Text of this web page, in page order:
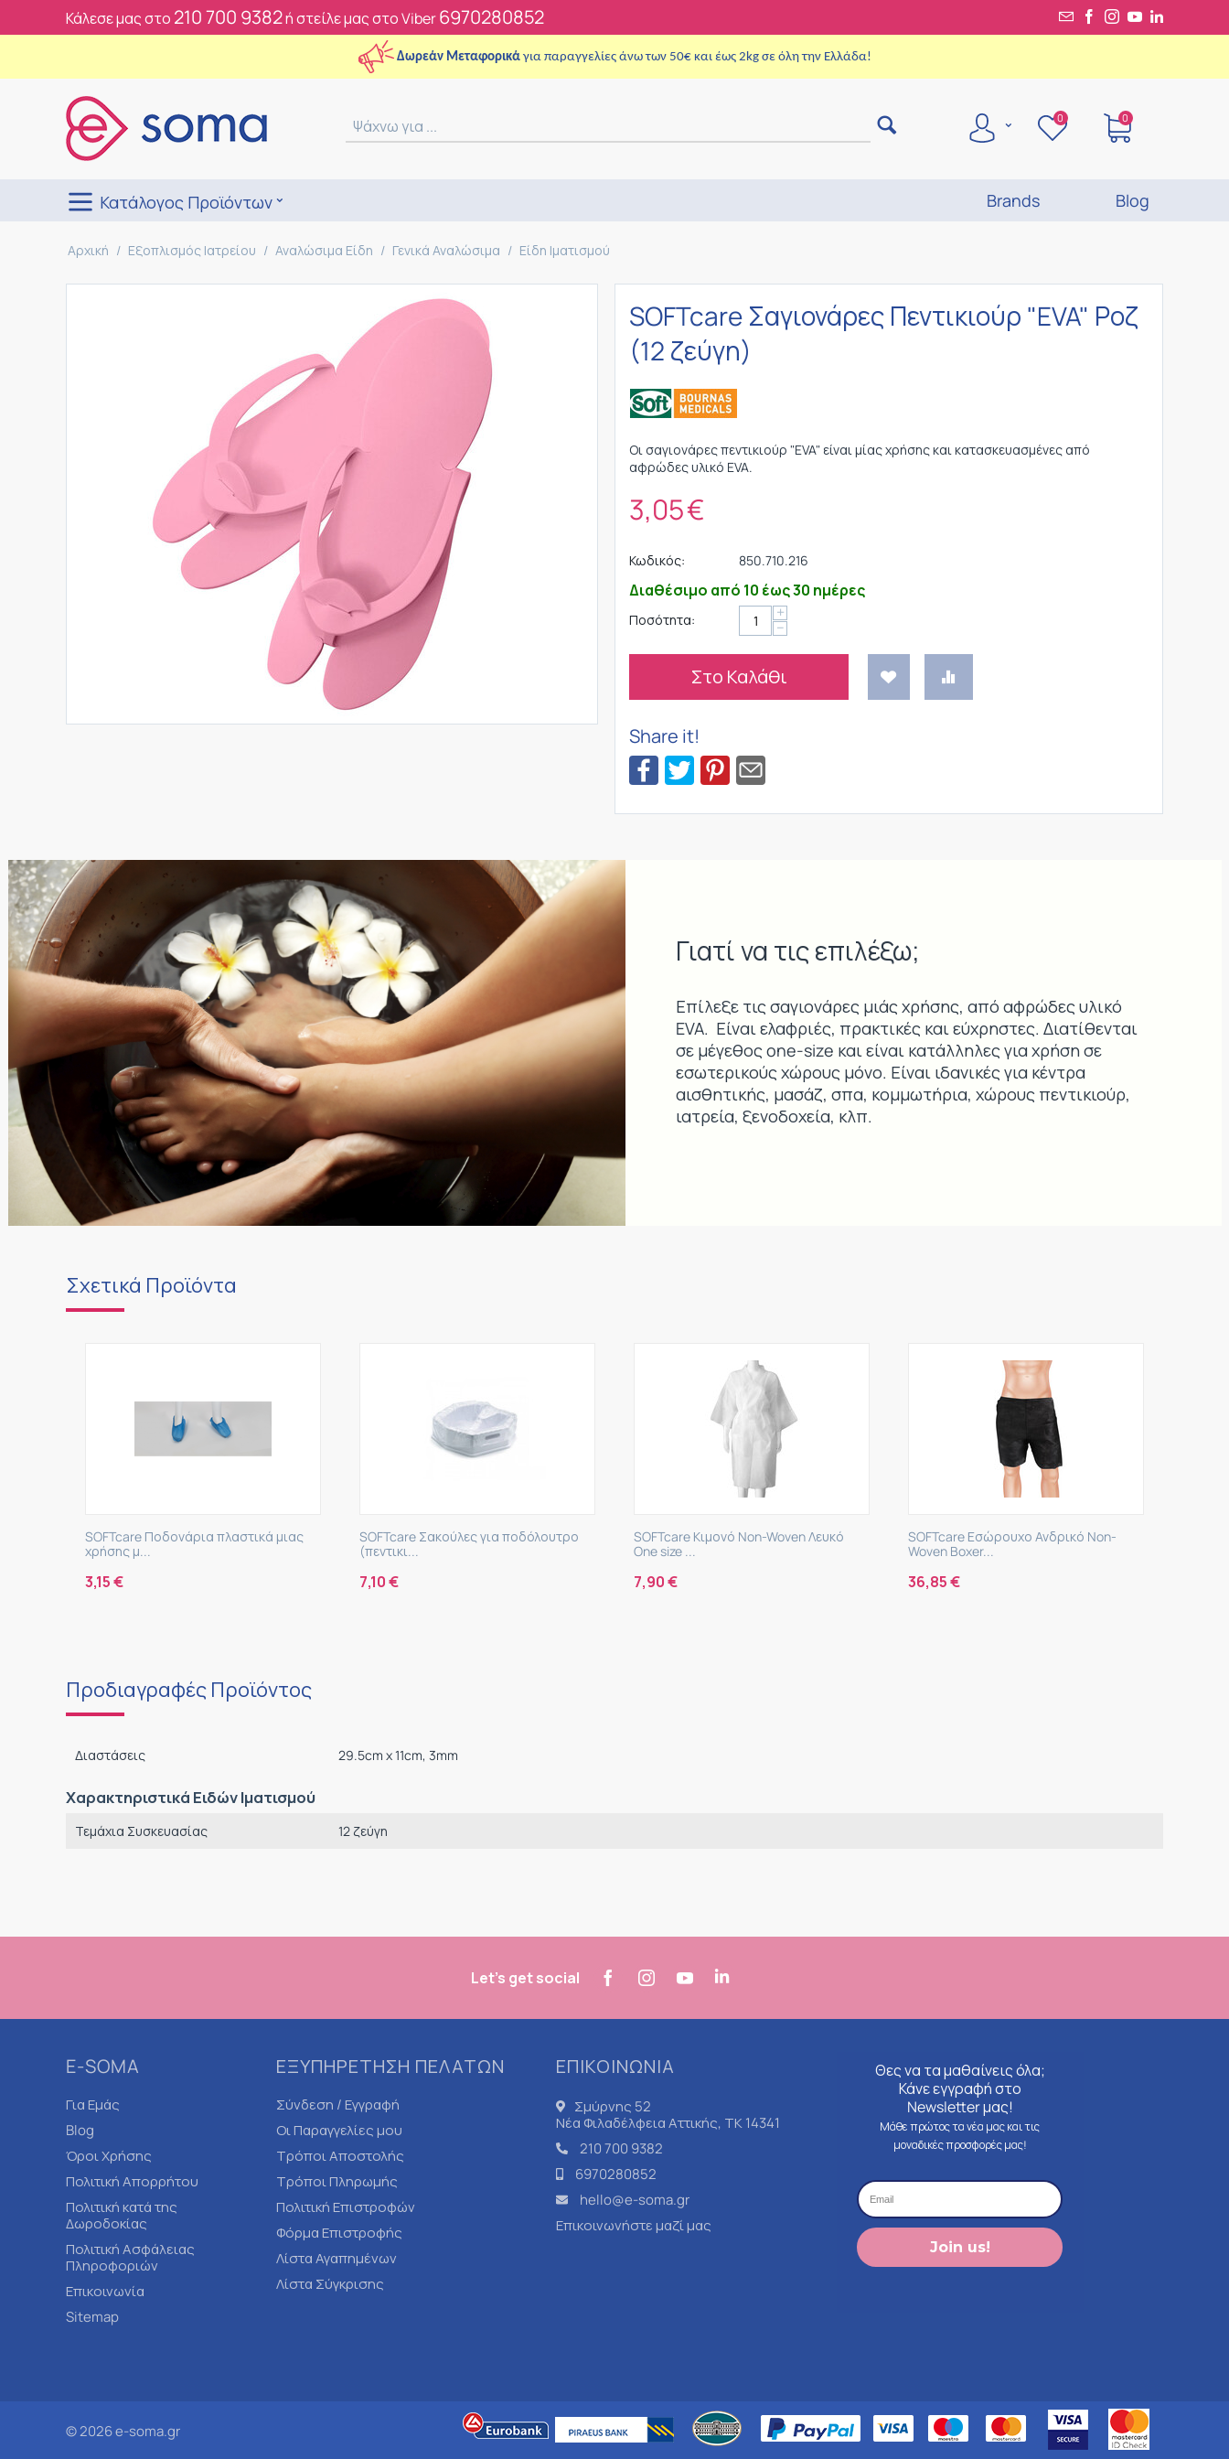
Κάλεσε μας στο 210 700 9382ή στείλε μας στο Viber6970280852
Δωρεάν Μεταφορικάγια παραγγελίες άνω των 50€ και έως 2kg σε όλη την Ελλάδα!
0 0
Κατάλογος Προϊόντων Brands Blog
Αρχική / Εξοπλισμός Ιατρείου / Αναλώσιμα Είδη / Γενικά Αναλώσιμα / Είδη Ιματισμού
SOFTcare Σαγιονάρες Πεντικιούρ "EVA" Ροζ
(12 ζεύγη)
Οι σαγιονάρες πεντικιούρ "EVA" είναι μίας χρήσης και κατασκευασμένες από
αφρώδες υλικό EVA.
3,05€
Κωδικός: 850.710.216
Διαθέσιμο από 10 έως 30 ημέρες
Ποσότητα: +
−
Στο Καλάθι
Share it!
Γιατί να τις επιλέξω;
Επίλεξε τις σαγιονάρες μιάς χρήσης, από αφρώδες υλικό
EVA. Είναι ελαφριές, πρακτικές και εύχρηστες. Διατίθενται
σε μέγεθος one-size και είναι κατάλληλες για χρήση σε
εσωτερικούς χώρους μόνο. Είναι ιδανικές για κέντρα
αισθητικής, μασάζ, σπα, κομμωτήρια, χώρους πεντικιούρ,
ιατρεία, ξενοδοχεία, κλπ.
Σχετικά Προϊόντα
SOFTcare Ποδονάρια πλαστικά μιας
χρήσης μ...
3,15€
SOFTcare Σακούλες για ποδόλουτρο
(πεντικι...
7,10€
SOFTcare Κιμονό Non-Woven Λευκό
One size ...
7,90€
SOFTcare Εσώρουχο Ανδρικό Non-
Woven Boxer...
36,85€
Προδιαγραφές Προϊόντος
Διαστάσεις 29.5cm x 11cm, 3mm
Χαρακτηριστικά Ειδών Ιματισμού
Τεμάχια Συσκευασίας 12 ζεύγη
Let's get social
E-SOMA
Για Εμάς
Blog
Όροι Χρήσης
Πολιτική Απορρήτου
Πολιτική κατά της
Δωροδοκίας
Πολιτική Ασφάλειας
Πληροφοριών
Επικοινωνία
Sitemap
ΕΞΥΠΗΡΕΤΗΣΗ ΠΕΛΑΤΩΝ
Σύνδεση / Εγγραφή
Οι Παραγγελίες μου
Τρόποι Αποστολής
Τρόποι Πληρωμής
Πολιτική Επιστροφών
Φόρμα Επιστροφής
Λίστα Αγαπημένων
Λίστα Σύγκρισης
ΕΠΙΚΟΙΝΩΝΙΑ
Σμύρνης 52
Νέα Φιλαδέλφεια Αττικής, ΤΚ 14341
210 700 9382
6970280852
hello@e-soma.gr
Επικοινωνήστε μαζί μας
Θες να τα μαθαίνεις όλα;
Κάνε εγγραφή στο
Newsletter μας!
Μάθε πρώτος τα νέα μας και τις
μοναδικές προσφορές μας!
Join us!
© 2026 e-soma.gr